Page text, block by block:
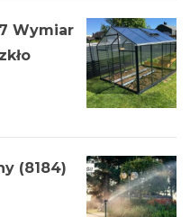
Wymiar
(8184)